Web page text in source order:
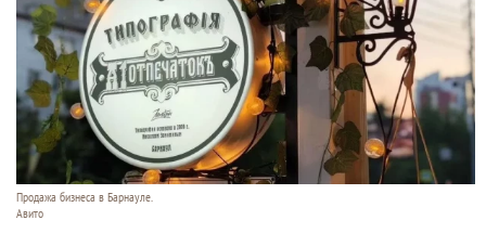
Продажа бизнеса в Барнауле.
Авито